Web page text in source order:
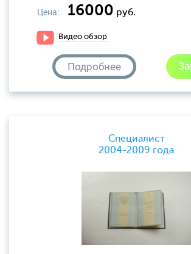
Цена: 16000 руб.
Видео обзор
Подробнее
Специалист
2004-2009 года